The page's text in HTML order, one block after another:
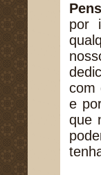
por
com
e
que